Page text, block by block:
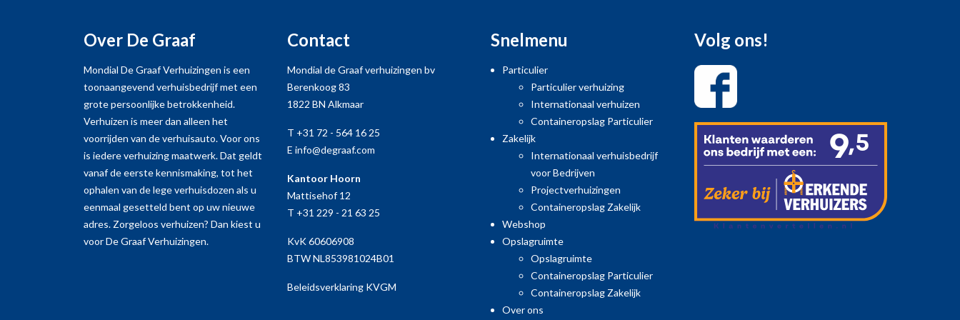
Over De Graaf
Mondial De Graaf Verhuizingen is een
toonaangevend verhuisbedrijf met een
grote persoonlijke betrokkenheid.
Verhuizen is meer dan alleen het
voorrijden van de verhuisauto. Voor ons
is iedere verhuizing maatwerk. Dat geldt
vanaf de eerste kennismaking, tot het
ophalen van de lege verhuisdozen als u
eenmaal gesetteld bent op uw nieuwe
adres. Zorgeloos verhuizen? Dan kiest u
voor De Graaf Verhuizingen.
Contact
Mondial de Graaf verhuizingen bv
Berenkoog 83
1822 BN Alkmaar
T +31 72 - 564 16 25
E info@degraaf.com
Kantoor Hoorn
Mattisehof 12
T +31 229 - 21 63 25
KvK 60606908
BTW NL853981024B01
Beleidsverklaring KVGM
Snelmenu
Particulier
Particulier verhuizing
Internationaal verhuizen
Containeropslag Particulier
Zakelijk
Internationaal verhuisbedrijf
voor Bedrijven
Projectverhuizingen
Containeropslag Zakelijk
Webshop
Opslagruimte
Opslagruimte
Containeropslag Particulier
Containeropslag Zakelijk
Over ons
Volg ons!